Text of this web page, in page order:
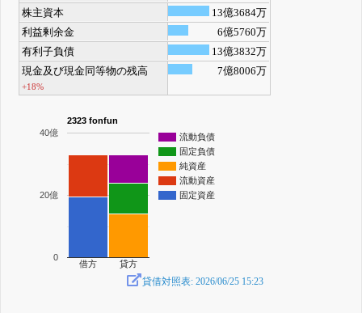
株主資本
13億3684万
利益剰余金
6億5760万
有利子負債
13億3832万
現金及び現金同等物の残高
+18%
7億8006万
2323 fonfun
流動負債
固定負債
純資産
流動資産
固定資産
借方 貸方
0
20億
40億
貸借対照表: 2026/06/25 15:23